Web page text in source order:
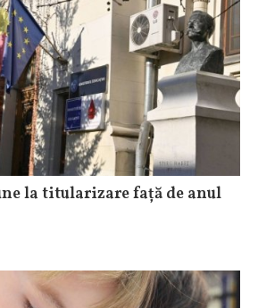
la titularizare față de anul